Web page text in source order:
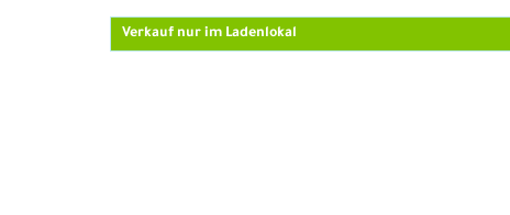
Verkauf nur im Ladenlokal